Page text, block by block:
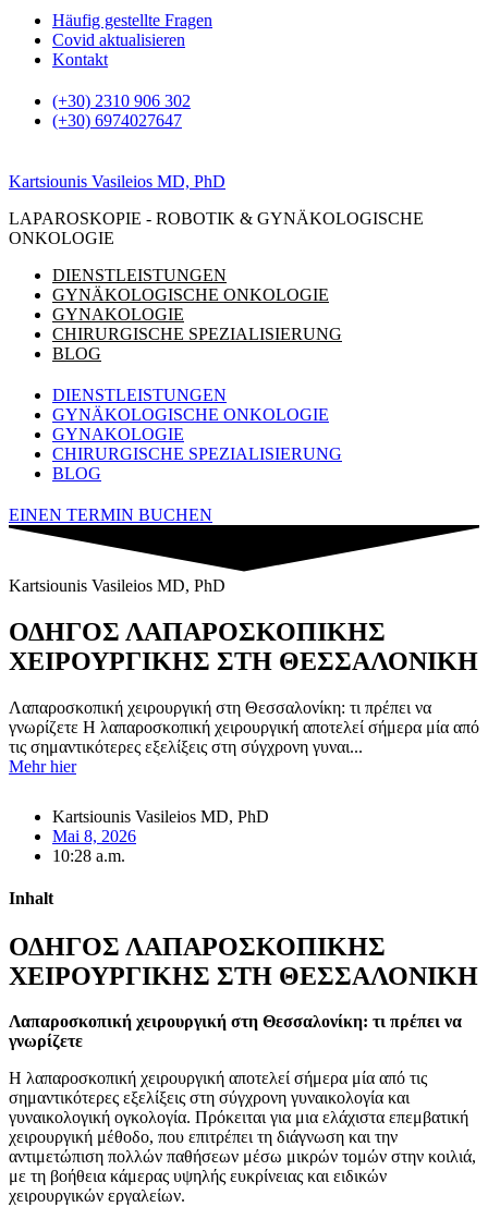
Zum
Inhalt
springen
Häufig gestellte Fragen
Covid aktualisieren
Kontakt
(+30) 2310 906 302
(+30) 6974027647
Kartsiounis Vasileios MD, PhD
LAPAROSKOPIE - ROBOTIK & GYNÄKOLOGISCHE
ONKOLOGIE
DIENSTLEISTUNGEN
GYNÄKOLOGISCHE ONKOLOGIE
GYNAKOLOGIE
CHIRURGISCHE SPEZIALISIERUNG
BLOG
DIENSTLEISTUNGEN
GYNÄKOLOGISCHE ONKOLOGIE
GYNAKOLOGIE
CHIRURGISCHE SPEZIALISIERUNG
BLOG
EINEN TERMIN BUCHEN
Kartsiounis Vasileios MD, PhD
ΟΔΗΓΟΣ ΛΑΠΑΡΟΣΚΟΠΙΚΗΣ
ΧΕΙΡΟΥΡΓΙΚΗΣ ΣΤΗ ΘΕΣΣΑΛΟΝΙΚΗ
Λαπαροσκοπική χειρουργική στη Θεσσαλονίκη: τι πρέπει να
γνωρίζετε Η λαπαροσκοπική χειρουργική αποτελεί σήμερα μία από
τις σημαντικότερες εξελίξεις στη σύγχρονη γυναι...
Mehr hier
Kartsiounis Vasileios MD, PhD
Mai 8, 2026
10:28 a.m.
Inhalt
ΟΔΗΓΟΣ ΛΑΠΑΡΟΣΚΟΠΙΚΗΣ
ΧΕΙΡΟΥΡΓΙΚΗΣ ΣΤΗ ΘΕΣΣΑΛΟΝΙΚΗ
Λαπαροσκοπική χειρουργική στη Θεσσαλονίκη: τι πρέπει να
γνωρίζετε
Η λαπαροσκοπική χειρουργική αποτελεί σήμερα μία από τις
σημαντικότερες εξελίξεις στη σύγχρονη γυναικολογία και
γυναικολογική ογκολογία. Πρόκειται για μια ελάχιστα επεμβατική
χειρουργική μέθοδο, που επιτρέπει τη διάγνωση και την
αντιμετώπιση πολλών παθήσεων μέσω μικρών τομών στην κοιλιά,
με τη βοήθεια κάμερας υψηλής ευκρίνειας και ειδικών
χειρουργικών εργαλείων.